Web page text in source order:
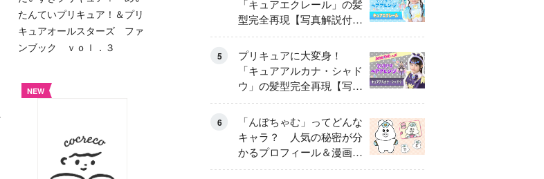
たんていプリキュア！＆プリ
キュアオールスターズ ファ
ンブック ｖｏｌ．３
NEW
「キュアエクレール」の髪
型完全再現【写真解説付
き】
5
プリキュアに大変身！
「キュアアルカナ・シャド
ウ」の髪型完全再現【写真
解説付き】
6
「んぽちゃむ」ってどんな
キャラ？ 人気の秘密が分
かるプロフィール＆漫画ま
とめ